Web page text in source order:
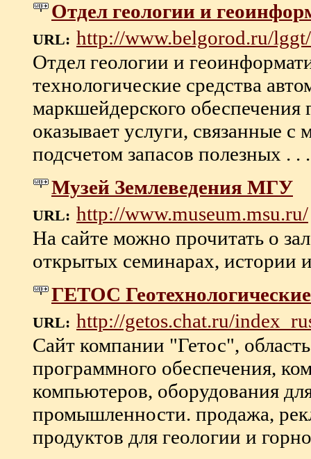
Отдел геологии и
URL: http://www.belgorod.ru/lggt/
Отдел геологии и
технологические средства
маркшейдерского обеспечения
оказывает услуги, связанные
подсчетом запасов полезных . . .
Музей Землеведения МГУ
URL: http://www.museum.msu.ru/
На сайте можно прочитать о
открытых семинарах, истории
ГЕТОС
URL: http://getos.chat.ru/
Сайт компании "Гетос",
программного обеспечения,
компьютеров, оборудования
промышленности. продажа,
продуктов для геологии и